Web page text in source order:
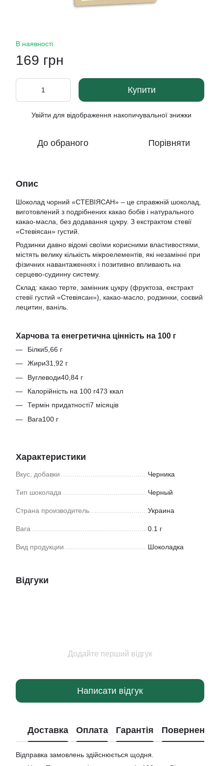
В наявності
169 грн
Купити
Увійти для відображення накопичувальної знижки
До обраного Порівняти
Опис
Шоколад чорний «СТЕВІЯСАН» – це справжній шоколад,
виготовлений з подрібнених какао бобів і натурального
какао-масла, без додавання цукру. З екстрактом стевії
«Стевіясан» густий.
Родзинки давно відомі своїми корисними властивостями,
містять велику кількість мікроелементів, які незамінні при
фізичних навантаженнях і позитивно впливають на
серцево-судинну систему.
Склад: какао терте, замінник цукру (фруктоза, екстракт
стевії густий «Стевіясан»), какао-масло, родзинки, соєвий
лецитин, ваніль.
Харчова та енегретична цінність на 100 г
Білки5,66 г
Жири31,92 г
Вуглеводи40,84 г
Калорійність на 100 г473 ккал
Термін придатності7 місяців
Вага100 г
Характеристики
Вкус, добавки Черника
Тип шоколада Черный
Страна производитель Украина
Вага 0.1 г
Вид продукции Шоколадка
Відгуки
Додайте перший відгук
Написати відгук
Доставка Оплата Гарантія Повернення
Відправка замовлень здійснюється щодня.